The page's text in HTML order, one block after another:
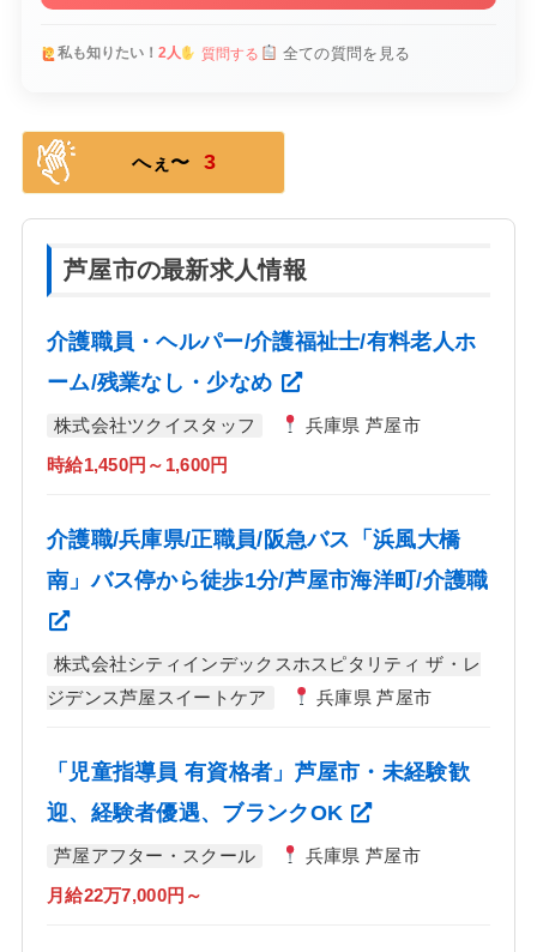
私も知りたい！ 2人 質問する 全ての質問を見る
へぇ〜 3
芦屋市の最新求人情報
介護職員・ヘルパー/介護福祉士/有料老人ホ
ーム/残業なし・少なめ
株式会社ツクイスタッフ 兵庫県 芦屋市
時給1,450円～1,600円
介護職/兵庫県/正職員/阪急バス「浜風大橋
南」バス停から徒歩1分/芦屋市海洋町/介護職
株式会社シティインデックスホスピタリティ ザ・レ
ジデンス芦屋スイートケア
兵庫県 芦屋市
「児童指導員 有資格者」芦屋市・未経験歓
迎、経験者優遇、ブランクOK
芦屋アフター・スクール 兵庫県 芦屋市
月給22万7,000円～